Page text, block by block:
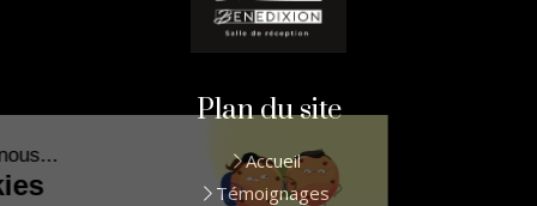
Plan du site
Accueil
Témoignages